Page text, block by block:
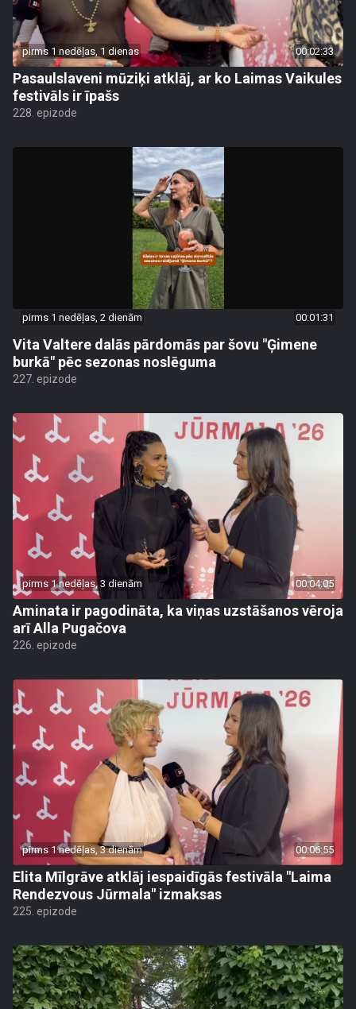
pirms 1 nedēļas, 1 dienas 00:02:33
Pasaulslaveni mūziķi atklāj, ar ko Laimas Vaikules
festivāls ir īpašs
228. epizode
pirms 1 nedēļas, 2 dienām 00:01:31
Vita Valtere dalās pārdomās par šovu "Ģimene
burkā" pēc sezonas noslēguma
227. epizode
pirms 1 nedēļas, 3 dienām 00:04:05
Aminata ir pagodināta, ka viņas uzstāšanos vēroja
arī Alla Pugačova
226. epizode
pirms 1 nedēļas, 3 dienām 00:06:55
Elita Mīlgrāve atklāj iespaidīgās festivāla "Laima
Rendezvous Jūrmala" izmaksas
225. epizode